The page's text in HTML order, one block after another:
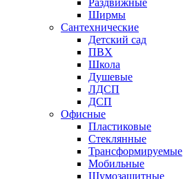
Раздвижные
Ширмы
Сантехнические
Детский сад
ПВХ
Школа
Душевые
ЛДСП
ДСП
Офисные
Пластиковые
Стеклянные
Трансформируемые
Мобильные
Шумозащитные